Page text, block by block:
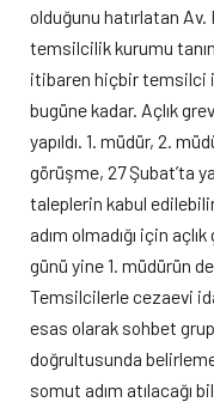
olduğunu hatırlatan
temsilcilik kurumu
itibaren hiçbir temsilci
bugüne kadar. Açlık
yapıldı. 1. müdür, 2.
görüşme, 27 Şubat’ta
taleplerin kabul
adım olmadığı için
günü yine 1. müdürün de
Temsilcilerle cezaevi
esas olarak sohbet
doğrultusunda
somut adım atılacağı